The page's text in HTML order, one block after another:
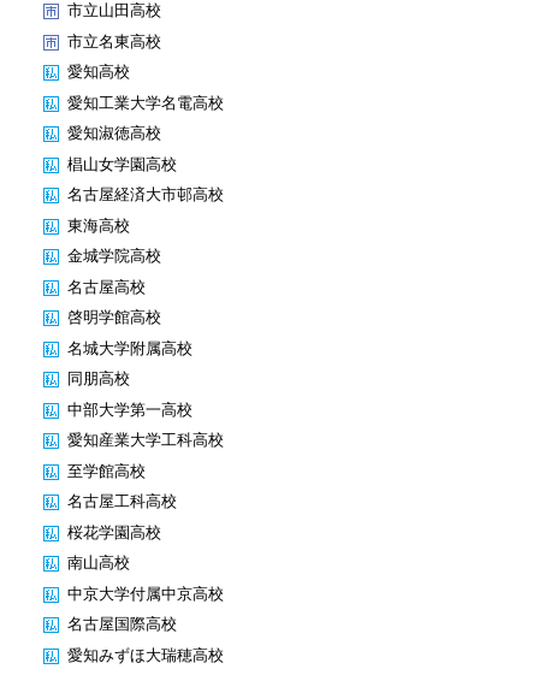
市立山田高校
市立名東高校
愛知高校
愛知工業大学名電高校
愛知淑徳高校
椙山女学園高校
名古屋経済大市邨高校
東海高校
金城学院高校
名古屋高校
啓明学館高校
名城大学附属高校
同朋高校
中部大学第一高校
愛知産業大学工科高校
至学館高校
名古屋工科高校
桜花学園高校
南山高校
中京大学付属中京高校
名古屋国際高校
愛知みずほ大瑞穂高校